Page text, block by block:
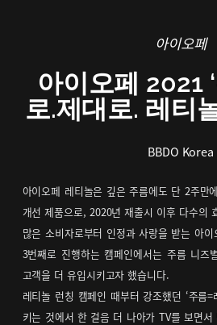
아이오페
아이오페 2021
로.제대로. 레티
BBDO Korea
아이오페 레티놀은 깊은 주름에도 단 2주만
개선 제품으로, 2020년 재출시 이후 다수의
많은 소비자로부터 인정과 사랑을 받는 아
3번째로 진행하는 캠페인에서는 주름 니즈
고객을 더 유입시키고자 했습니다.
레티놀 런칭 캠페인 때부터 강조했던 ‘주름=
키는 것에서 한 걸음 더 나아가 TV를 보면